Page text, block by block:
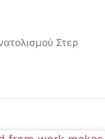
Στερ